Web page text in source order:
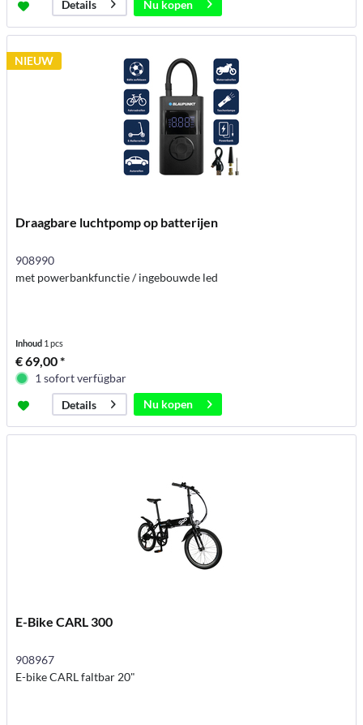
Details
Nu kopen
NIEUW
Draagbare luchtpomp op batterijen
908990
met powerbankfunctie / ingebouwde led
Inhoud 1 pcs
€ 69,00 *
1 sofort verfügbar
Details
Nu kopen
E-Bike CARL 300
908967
E-bike CARL faltbar 20"